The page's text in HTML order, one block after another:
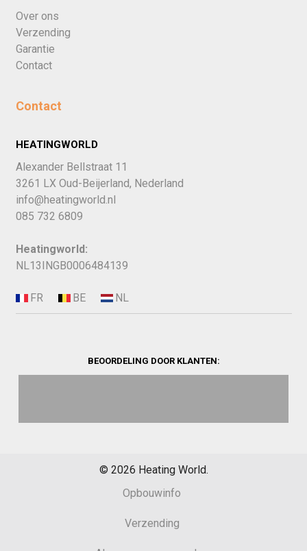
Over ons
Verzending
Garantie
Contact
Contact
HEATINGWORLD
Alexander Bellstraat 11
3261 LX Oud-Beijerland, Nederland
info@heatingworld.nl
085 732 6809
Heatingworld:
NL13INGB0006484139
BEOORDELING DOOR KLANTEN:
© 2026 Heating World.
Opbouwinfo
Verzending